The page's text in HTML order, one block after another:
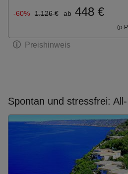
-60% 1.126 € ab 448 €
Preishinweis
Spontan und stressfrei: